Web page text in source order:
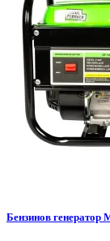
Бензинов генератор